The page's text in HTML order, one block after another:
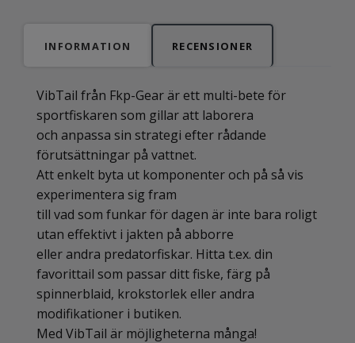
INFORMATION RECENSIONER
VibTail från Fkp-Gear är ett multi-bete för
sportfiskaren som gillar att laborera
och anpassa sin strategi efter rådande
förutsättningar på vattnet.
Att enkelt byta ut komponenter och på så vis
experimentera sig fram
till vad som funkar för dagen är inte bara roligt
utan effektivt i jakten på abborre
eller andra predatorfiskar. Hitta t.ex. din
favorittail som passar ditt fiske, färg på
spinnerblaid, krokstorlek eller andra
modifikationer i butiken.
Med VibTail är möjligheterna många!